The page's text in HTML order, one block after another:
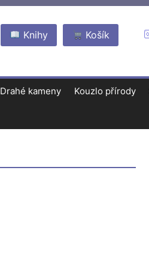
Košík
Knihy
Drahé kameny Kouzlo přírody